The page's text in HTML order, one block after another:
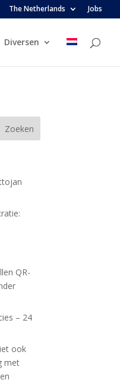
The Netherlands Jobs
Diversen
QR-
– 24
ook
met